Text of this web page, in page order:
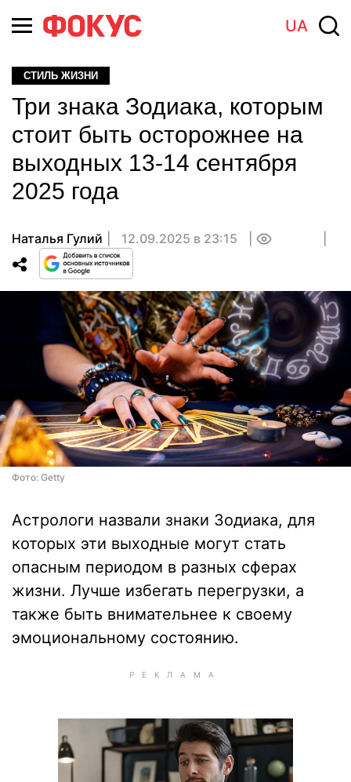
UA
СТИЛЬ ЖИЗНИ
Три знака Зодиака, которым
стоит быть осторожнее на
выходных 13-14 сентября
2025 года
Наталья Гулий 12.09.2025 в 23:15
Фото: Getty
Астрологи назвали знаки Зодиака, для
которых эти выходные могут стать
опасным периодом в разных сферах
жизни. Лучше избегать перегрузки, а
также быть внимательнее к своему
эмоциональному состоянию.